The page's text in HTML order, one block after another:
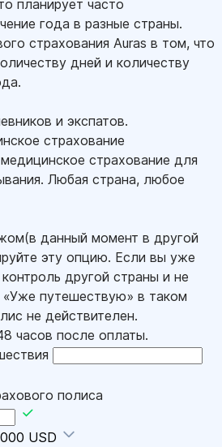
планирует часто
года в разные страны.
страхования Auras в том, что
дней и количеству
и экспатов.
страхование
страхование для
Любая страна, любое
данный момент в другой
эту опцию. Если вы уже
другой страны и не
путешествую» в таком
не действителен.
часов после оплаты.
полиса
USD